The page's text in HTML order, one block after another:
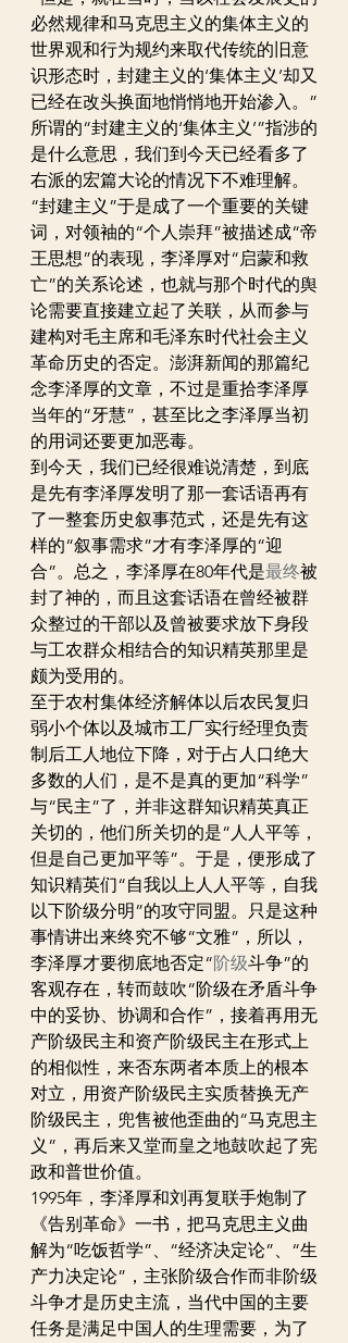
必然规律和马克思主义的集体主义的
世界观和行为规约来取代传统的旧意
识形态时，封建主义的‘集体主义’却又
已经在改头换面地悄悄地开始渗入。”
所谓的“封建主义的‘集体主义’”指涉的
是什么意思，我们到今天已经看多了
右派的宏篇大论的情况下不难理解。
“封建主义”于是成了一个重要的关键
词，对领袖的“个人崇拜”被描述成“帝
王思想”的表现，李泽厚对“启蒙和救
亡”的关系论述，也就与那个时代的舆
论需要直接建立起了关联，从而参与
建构对毛主席和毛泽东时代社会主义
革命历史的否定。澎湃新闻的那篇纪
念李泽厚的文章，不过是重拾李泽厚
当年的“牙慧”，甚至比之李泽厚当初
的用词还要更加恶毒。
到今天，我们已经很难说清楚，到底
是先有李泽厚发明了那一套话语再有
了一整套历史叙事范式，还是先有这
样的“叙事需求”才有李泽厚的“迎
合”。总之，李泽厚在80年代是最终被
封了神的，而且这套话语在曾经被群
众整过的干部以及曾被要求放下身段
与工农群众相结合的知识精英那里是
颇为受用的。
至于农村集体经济解体以后农民复归
弱小个体以及城市工厂实行经理负责
制后工人地位下降，对于占人口绝大
多数的人们，是不是真的更加“科学”
与“民主”了，并非这群知识精英真正
关切的，他们所关切的是“人人平等，
但是自己更加平等”。于是，便形成了
知识精英们“自我以上人人平等，自我
以下阶级分明”的攻守同盟。只是这种
事情讲出来终究不够“文雅”，所以，
李泽厚才要彻底地否定“阶级斗争”的
客观存在，转而鼓吹“阶级在矛盾斗争
中的妥协、协调和合作”，接着再用无
产阶级民主和资产阶级民主在形式上
的相似性，来否东两者本质上的根本
对立，用资产阶级民主实质替换无产
阶级民主，兜售被他歪曲的“马克思主
义”，再后来又堂而皇之地鼓吹起了宪
政和普世价值。
1995年，李泽厚和刘再复联手炮制了
《告别革命》一书，把马克思主义曲
解为“吃饭哲学”、“经济决定论”、“生
产力决定论”，主张阶级合作而非阶级
斗争才是历史主流，当代中国的主要
任务是满足中国人的生理需要，为了